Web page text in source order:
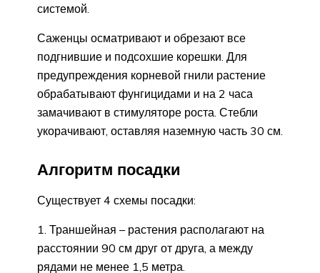
системой.
Саженцы осматривают и обрезают все
подгнившие и подсохшие корешки. Для
предупреждения корневой гнили растение
обрабатывают фунгицидами и на 2 часа
замачивают в стимуляторе роста. Стебли
укорачивают, оставляя наземную часть 30 см.
Алгоритм посадки
Существует 4 схемы посадки:
Траншейная – растения располагают на
расстоянии 90 см друг от друга, а между
рядами не менее 1,5 метра.